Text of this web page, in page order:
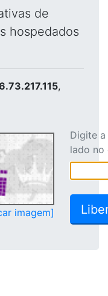
de
hospedados
,
imagem]
Digite
lado no